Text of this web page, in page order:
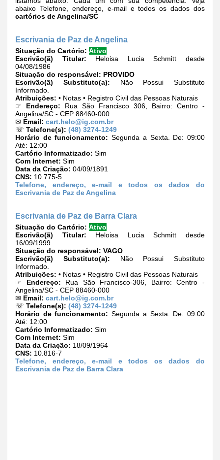
abaixo Telefone, endereço, e-mail e todos os dados dos
cartórios de Angelina/SC
Escrivania de Paz de Angelina
Situação do Cartório: Ativo
Escrivão(ã) Titular: Heloisa Lucia Schmitt desde
04/08/1986
Situação do responsável: PROVIDO
Escrivão(ã) Substituto(a): Não Possui Substituto
Informado.
Atribuições: • Notas • Registro Civil das Pessoas Naturais
☞ Endereço: Rua São Francisco 306, Bairro: Centro -
Angelina/SC - CEP 88460-000
✉ Email: cart.helo@ig.com.br
☏ Telefone(s): (48) 3274-1249
Horário de funcionamento: Segunda a Sexta. De: 09:00
Até: 12:00
Cartório Informatizado: Sim
Com Internet: Sim
Data da Criação: 04/09/1891
CNS: 10.775-5
Telefone, endereço, e-mail e todos os dados do
Escrivania de Paz de Angelina
Escrivania de Paz de Barra Clara
Situação do Cartório: Ativo
Escrivão(ã) Titular: Heloisa Lucia Schmitt desde
16/09/1999
Situação do responsável: VAGO
Escrivão(ã) Substituto(a): Não Possui Substituto
Informado.
Atribuições: • Notas • Registro Civil das Pessoas Naturais
☞ Endereço: Rua São Francisco-306, Bairro: Centro -
Angelina/SC - CEP 88460-000
✉ Email: cart.helo@ig.com.br
☏ Telefone(s): (48) 3274-1249
Horário de funcionamento: Segunda a Sexta. De: 09:00
Até: 12:00
Cartório Informatizado: Sim
Com Internet: Sim
Data da Criação: 18/09/1964
CNS: 10.816-7
Telefone, endereço, e-mail e todos os dados do
Escrivania de Paz de Barra Clara